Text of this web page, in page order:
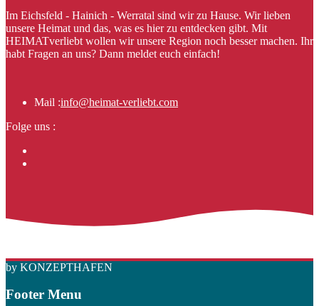
Im Eichsfeld - Hainich - Werratal sind wir zu Hause. Wir lieben
unsere Heimat und das, was es hier zu entdecken gibt. Mit
HEIMATverliebt wollen wir unsere Region noch besser machen. Ihr
habt Fragen an uns? Dann meldet euch einfach!
Mail :info@heimat-verliebt.com
Folge uns :
by KONZEPTHAFEN
Footer Menu